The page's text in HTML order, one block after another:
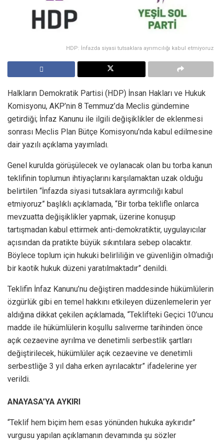
HDP: İnfazda siyasi tutsaklara ayrımcılığı kabul etmiyoruz
Halkların Demokratik Partisi (HDP) İnsan Hakları ve Hukuk
Komisyonu, AKP’nin 8 Temmuz’da Meclis gündemine
getirdiği; İnfaz Kanunu ile ilgili değişiklikler de eklenmesi
sonrası Meclis Plan Bütçe Komisyonu’nda kabul edilmesine
dair yazılı açıklama yayımladı.
Genel kurulda görüşülecek ve oylanacak olan bu torba kanun
teklifinin toplumun ihtiyaçlarını karşılamaktan uzak olduğu
belirtilen “İnfazda siyasi tutsaklara ayrımcılığı kabul
etmiyoruz” başlıklı açıklamada, “Bir torba teklifle onlarca
mevzuatta değişiklikler yapmak, üzerine konuşup
tartışmadan kabul ettirmek anti-demokratiktir, uygulayıcılar
açısından da pratikte büyük sıkıntılara sebep olacaktır.
Böylece toplum için hukuki belirliliğin ve güvenliğin olmadığı
bir kaotik hukuk düzeni yaratılmaktadır” denildi.
Teklifin İnfaz Kanunu’nu değiştiren maddesinde hükümlülerin
özgürlük gibi en temel hakkını etkileyen düzenlemelerin yer
aldığına dikkat çekilen açıklamada, “Teklifteki Geçici 10’uncu
madde ile hükümlülerin koşullu salıverme tarihinden önce
açık cezaevine ayrılma ve denetimli serbestlik şartları
değiştirilecek, hükümlüler açık cezaevine ve denetimli
serbestliğe 3 yıl daha erken ayrılacaktır” ifadelerine yer
verildi.
ANAYASA’YA AYKIRI
“Teklif hem biçim hem esas yönünden hukuka aykırıdır”
vurgusu yapılan açıklamanın devamında şu sözler